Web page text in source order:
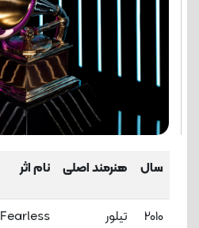
سال هنرمند اصلی نام اثر
2010
تیلور
Fearless